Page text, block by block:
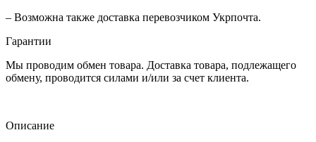
– Возможна также доставка перевозчиком Укрпочта.
Гарантии
Мы проводим обмен товара. Доставка товара, подлежащего
обмену, проводится силами и/или за счет клиента.
Описание